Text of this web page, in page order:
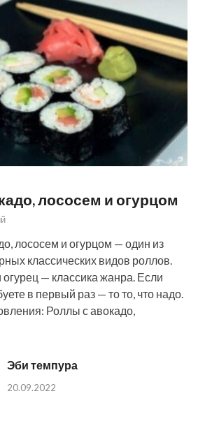
лососем и огурцом
лососем и огурцом — один из
классических видов роллов.
огурец — классика жанра. Если
в первый раз — то то, что надо.
Роллы с авокадо,
Эби темпура
20.09.2022